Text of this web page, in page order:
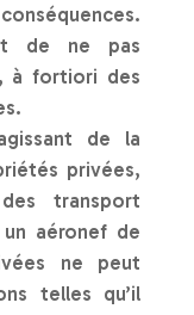
de ne pas
à fortiori des
de la
privées,
transport
aéronef de
ne peut
telles qu’il